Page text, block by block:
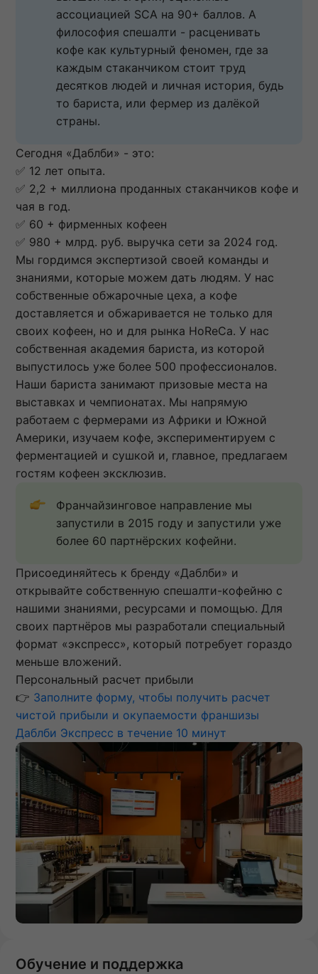
ассоциацией SCA на 90+ баллов. А
философия спешалти - расценивать
кофе как культурный феномен, где за
каждым стаканчиком стоит труд
десятков людей и личная история, будь
то бариста, или фермер из далёкой
страны.
Сегодня «Даблби» - это:
✅ 12 лет опыта.
✅ 2,2 + миллиона проданных стаканчиков кофе и
чая в год.
✅ 60 + фирменных кофеен
​​​​​✅ 980 + млрд. руб. выручка сети за 2024 год.
Мы гордимся экспертизой своей команды и
знаниями, которые можем дать людям. У нас
собственные обжарочные цеха, а кофе
доставляется и обжаривается не только для
своих кофеен, но и для рынка HoReCa. У нас
собственная академия бариста, из которой
выпустилось уже более 500 профессионалов.
Наши бариста занимают призовые места на
выставках и чемпионатах. Мы напрямую
работаем с фермерами из Африки и Южной
Америки, изучаем кофе, экспериментируем с
ферментацией и сушкой и, главное, предлагаем
гостям кофеен эксклюзив.
Франчайзинговое направление мы
запустили в 2015 году и запустили уже
более 60 партнёрских кофейни.
Присоединяйтесь к бренду «Даблби» и
открывайте собственную спешалти-кофейню с
нашими знаниями, ресурсами и помощью. Для
своих партнёров мы разработали специальный
формат «экспресс», который потребует гораздо
меньше вложений.
Персональный расчет прибыли
👉 Заполните форму, чтобы получить расчет
чистой прибыли и окупаемости франшизы
Даблби Экспресс в течение 10 минут
Обучение и поддержка